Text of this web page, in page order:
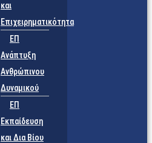
και
Επιχειρηματικότητα
ΕΠ
Ανάπτυξη
Ανθρώπινου
Δυναμικού
ΕΠ
Εκπαίδευση
και Δια Βίου